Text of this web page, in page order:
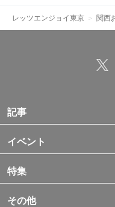
レッツエンジョイ東京 関西
記事
イベント
特集
その他